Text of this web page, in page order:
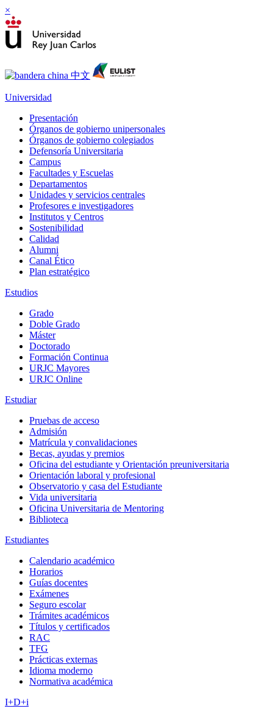
×
Universidad
Presentación
Órganos de gobierno unipersonales
Órganos de gobierno colegiados
Defensoría Universitaria
Campus
Facultades y Escuelas
Departamentos
Unidades y servicios centrales
Profesores e investigadores
Institutos y Centros
Sostenibilidad
Calidad
Alumni
Canal Ético
Plan estratégico
Estudios
Grado
Doble Grado
Máster
Doctorado
Formación Continua
URJC Mayores
URJC Online
Estudiar
Pruebas de acceso
Admisión
Matrícula y convalidaciones
Becas, ayudas y premios
Oficina del estudiante y Orientación preuniversitaria
Orientación laboral y profesional
Observatorio y casa del Estudiante
Vida universitaria
Oficina Universitaria de Mentoring
Biblioteca
Estudiantes
Calendario académico
Horarios
Guías docentes
Exámenes
Seguro escolar
Trámites académicos
Títulos y certificados
RAC
TFG
Prácticas externas
Idioma moderno
Normativa académica
I+D+i